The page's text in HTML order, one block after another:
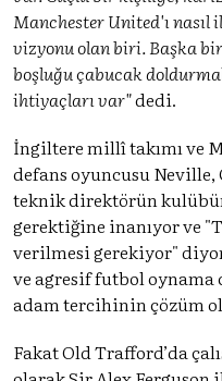
Manchester United'ı
vizyonu olan biri. Başka
boşluğu çabucak
ihtiyaçları var"dedi.
İngiltere millî takımı ve
defans oyuncusu
teknik direktörün
gerektiğine inanıyor ve
verilmesi gerekiyor"
ve agresif futbol
adam tercihinin çözüm
Fakat Old Trafford’da